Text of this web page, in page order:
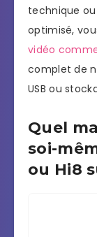
technique
optimisé,
vidéo
complet de
USB ou
Quel
soi-
ou Hi8